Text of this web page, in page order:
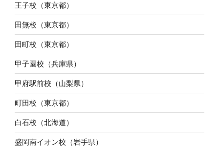
王子校（東京都）
田無校（東京都）
田町校（東京都）
甲子園校（兵庫県）
甲府駅前校（山梨県）
町田校（東京都）
白石校（北海道）
盛岡南イオン校（岩手県）